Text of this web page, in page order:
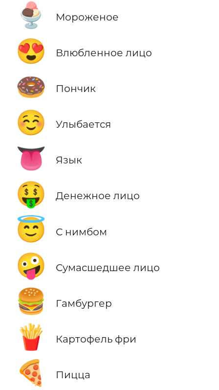
🍨 Мороженое
😍 Влюбленное лицо
🍩 Пончик
☺️ Улыбается
👅 Язык
🤑 Денежное лицо
😇 С нимбом
🤪 Сумасшедшее лицо
🍔 Гамбургер
🍟 Картофель фри
🍕 Пицца